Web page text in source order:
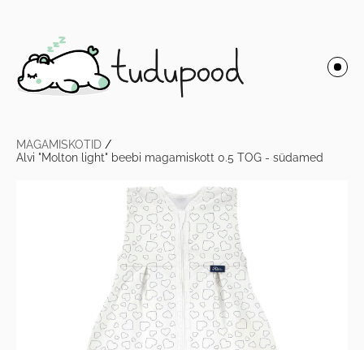
MAGAMISKOTID /
Alvi "Molton light" beebi magamiskott 0.5 TOG - südamed